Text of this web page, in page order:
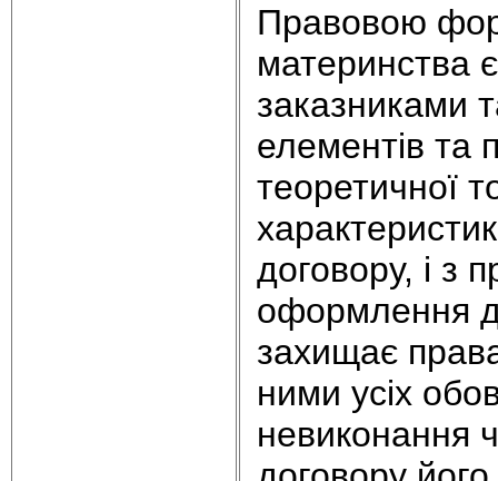
Правовою
материнства
заказниками
елементів та
теоретичної
договору, і з
оформлення
захищає
ними усіх
невиконання